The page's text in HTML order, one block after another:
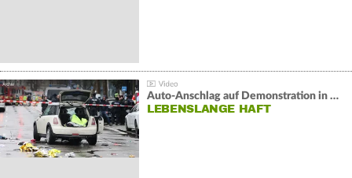
Auto-Anschlag auf Demonstration in München:
LEBENSLANGE HAFT